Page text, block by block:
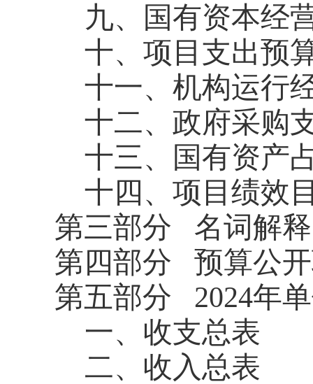
九、国有资本经
十、项目支出预
十一、机构运行
十二、政府采购
十三、国有资产
十四、项目绩效
第三部分
名词解释
第四部分
预算公
第五部分
2024年
一、收支总表
二、收入总表